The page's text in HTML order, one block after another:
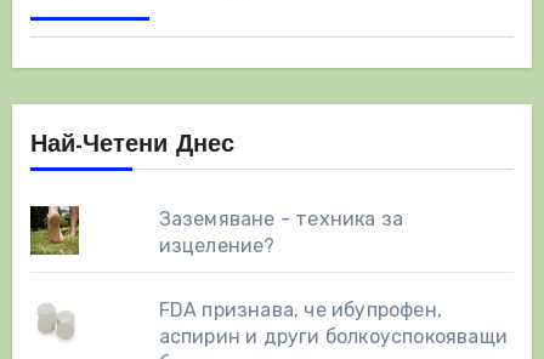
Най-Четени Днес
Заземяване - техника за
изцеление?
FDA признава, че ибупрофен,
аспирин и други болкоуспокояващи